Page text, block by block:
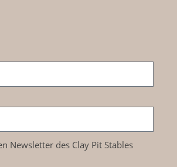
Newsletter des Clay Pit Stables